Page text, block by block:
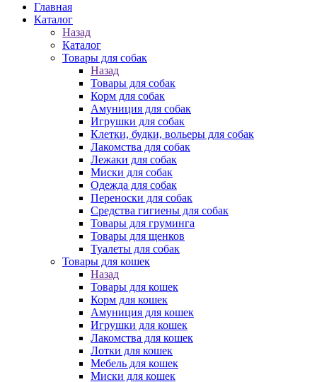
Главная
Каталог
Назад
Каталог
Товары для собак
Назад
Товары для собак
Корм для собак
Амуниция для собак
Игрушки для собак
Клетки, будки, вольеры для собак
Лакомства для собак
Лежаки для собак
Миски для собак
Одежда для собак
Переноски для собак
Средства гигиены для собак
Товары для груминга
Товары для щенков
Туалеты для собак
Товары для кошек
Назад
Товары для кошек
Корм для кошек
Амуниция для кошек
Игрушки для кошек
Лакомства для кошек
Лотки для кошек
Мебель для кошек
Миски для кошек